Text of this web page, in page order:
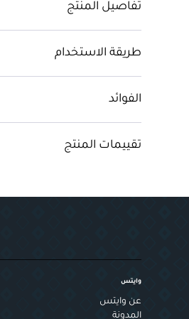
تفاصيل المنتج
طريقة الاستخدام
الفوائد
تقييمات المنتج
وايتس
عن وايتس
المدونة